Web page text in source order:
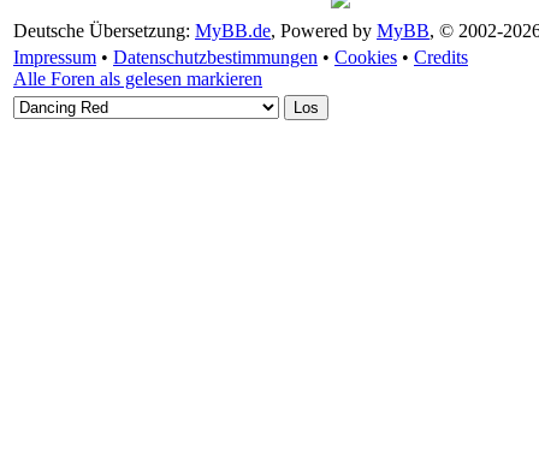
Deutsche Übersetzung: MyBB.de, Powered by MyBB, © 2002-
Impressum • Datenschutzbestimmungen • Cookies • Credits
Alle Foren als gelesen markieren